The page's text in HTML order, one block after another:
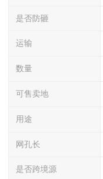
是否防砸
运输
数量
可售卖地
用途
网孔长
是否跨境源